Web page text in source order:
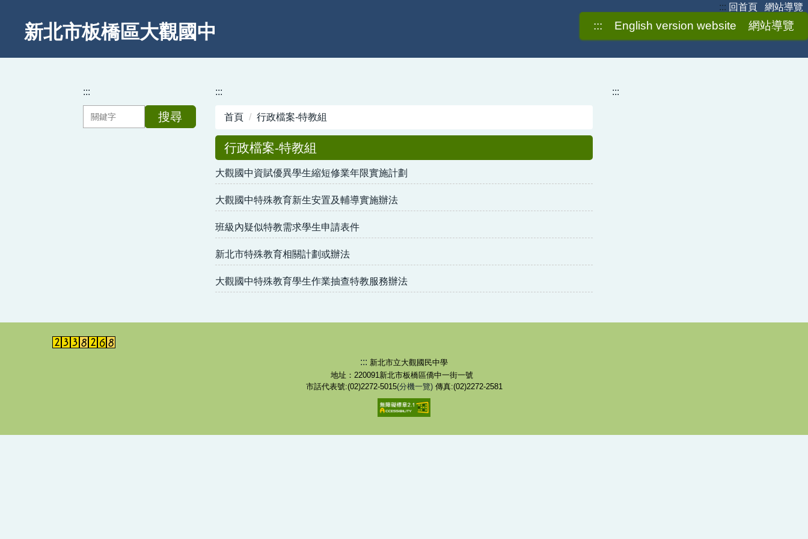
::: 回首頁 網站導覽
新北市板橋區大觀國中 ::: English version website 網站導覽
:::
搜尋
:::
首頁 行政檔案-特教組
行政檔案-特教組
大觀國中資賦優異學生縮短修業年限實施計劃
大觀國中特殊教育新生安置及輔導實施辦法
班級內疑似特教需求學生申請表件
新北市特殊教育相關計劃或辦法
大觀國中特殊教育學生作業抽查特教服務辦法
:::
::: 新北市立大觀國民中學
地址：220091新北市板橋區僑中一街一號
市話代表號:(02)2272-5015(分機一覽) 傳真:(02)2272-2581